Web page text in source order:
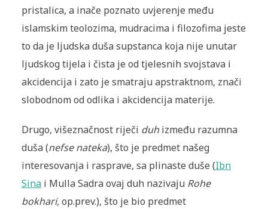
pristalica, a inače poznato uvjerenje među
islamskim teolozima, mudracima i filozofima jeste
to da je ljudska duša supstanca koja nije unutar
ljudskog tijela i čista je od tjelesnih svojstava i
akcidencija i zato je smatraju apstraktnom, znači
slobodnom od odlika i akcidencija materije.
Drugo, višeznačnost riječi duhizmeđu razumna
duša (nefse nateka), što je predmet našeg
interesovanja i rasprave, sa plinaste duše (Ibn
Sinai Mulla Sadra ovaj duh nazivaju Rohe
bokhari,op.prev.), što je bio predmet